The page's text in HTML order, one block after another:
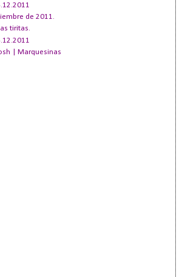
de 2011.
tiritas.
| Marquesinas